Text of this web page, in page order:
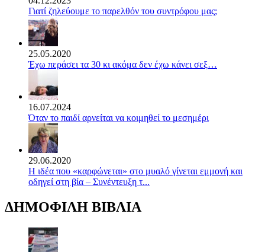
Γιατί ζηλεύουμε το παρελθόν του συντρόφου μας;
25.05.2020
Έχω περάσει τα 30 κι ακόμα δεν έχω κάνει σεξ…
16.07.2024
Όταν το παιδί αρνείται να κοιμηθεί το μεσημέρι
29.06.2020
Η ιδέα που «καρφώνεται» στο μυαλό γίνεται εμμονή και
οδηγεί στη βία – Συνέντευξη τ...
ΔΗΜΟΦΙΛΗ ΒΙΒΛΙΑ